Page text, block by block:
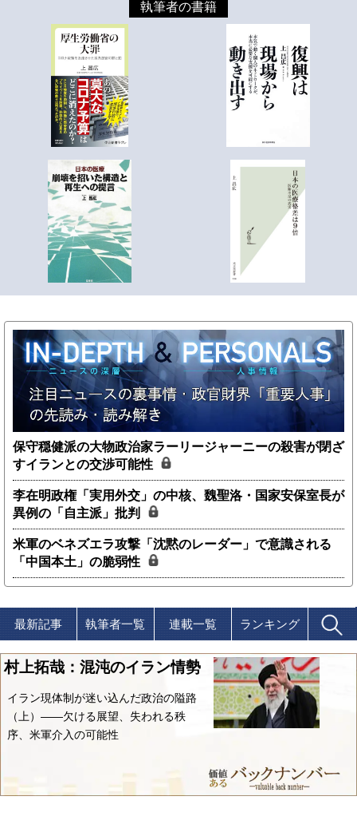
執筆者の書籍
保守穏健派の大物政治家ラーリージャーニーの殺害が閉ざ
すイランとの交渉可能性
李在明政権「実用外交」の中核、魏聖洛・国家安保室長が
異例の「自主派」批判
米軍のベネズエラ攻撃「沈黙のレーダー」で意識される
「中国本土」の脆弱性
最新記事 執筆者一覧 連載一覧 ランキング
村上拓哉：混沌のイラン情勢
イラン現体制が迷い込んだ政治の隘路
（上）――欠ける展望、失われる秩
序、米軍介入の可能性